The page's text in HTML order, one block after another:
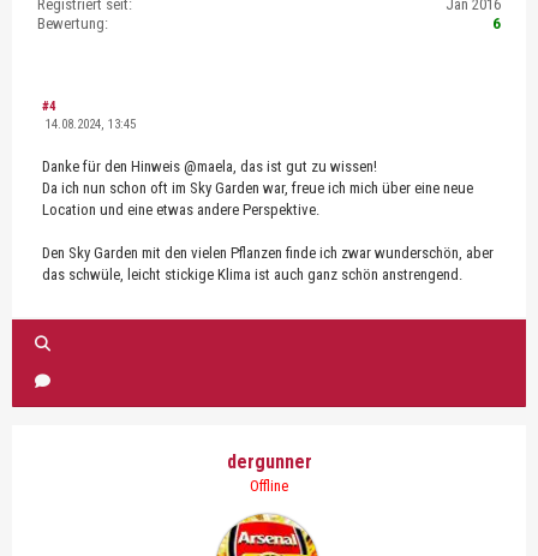
Registriert seit:
Jan 2016
Bewertung:
6
#4
14.08.2024, 13:45
Danke für den Hinweis @maela, das ist gut zu wissen!
Da ich nun schon oft im Sky Garden war, freue ich mich über eine neue
Location und eine etwas andere Perspektive.
Den Sky Garden mit den vielen Pflanzen finde ich zwar wunderschön, aber
das schwüle, leicht stickige Klima ist auch ganz schön anstrengend.
dergunner
Offline